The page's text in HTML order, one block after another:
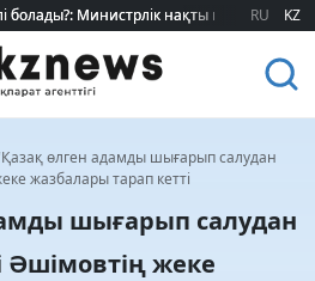
болады?: Министрлік нақты мерзімді
болады?: Министрлік нақты мерзімді
RU KZ
өлген адамды шығарып салудан
жазбалары тарап кетті
шығарып салудан
жеке